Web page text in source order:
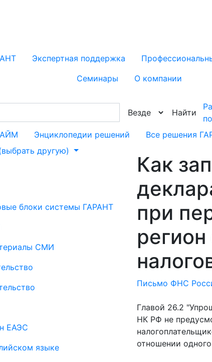
Экспертная поддержка
Семинары
О компании
Найти
Энциклопедии решений
Все решения
другую)
блоки системы ГАРАНТ
СМИ
ЕАЭС
языке
Как
при
Письмо ФНС
Главой 26.2
НК РФ не
отношении